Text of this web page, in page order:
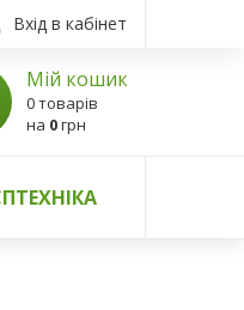
Вхід в кабінет
Мій кошик
0 товарів
на 0грн